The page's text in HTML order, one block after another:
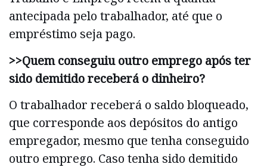
antecipada pelo trabalhador, até que o
empréstimo seja pago.
>>Quem conseguiu outro emprego após ter
sido demitido receberá o dinheiro?
O trabalhador receberá o saldo bloqueado,
que corresponde aos depósitos do antigo
empregador, mesmo que tenha conseguido
outro emprego. Caso tenha sido demitido